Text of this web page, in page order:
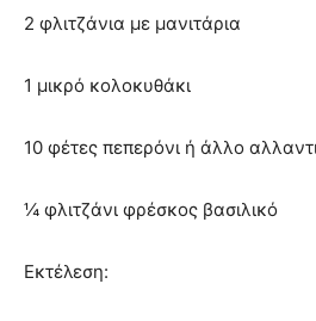
2 φλιτζάνια με μανιτάρια
1 μικρό κολοκυθάκι
10 φέτες πεπερόνι ή άλλο
¼ φλιτζάνι φρέσκος βασιλικό
Εκτέλεση: